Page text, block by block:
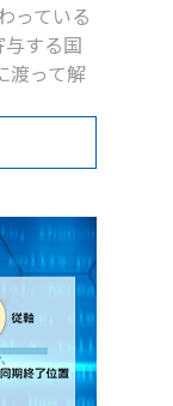
っている
する国
渡って解